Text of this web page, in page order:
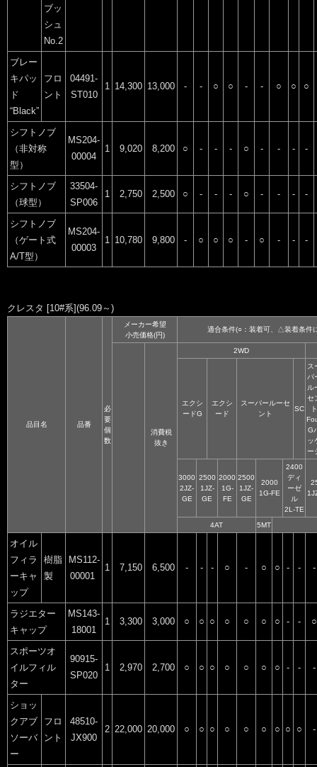
ブッ
シュ
No.2
ブレー
キパッ
ド
“Black”
フロ
ント
04491-
ST010
1 14,300 13,000 - - ○ ○ - - ○ ○ ○
シフトノブ
（非対称
型）
MS204-
00004
1 9,020 8,200 ○ - - - ○ - - - -
シフトノブ
（球型）
33504-
SP006
1 2,750 2,500 ○ - - - ○ - - - -
シフトノブ
（ゲート式
A/T型）
MS204-
00003
1 10,780 9,800 - ○ ○ ○ - ○ - - -
クレスタ [10#系](96.09～)
品目名 品番
必
要
個
数
メーカー希望
小売価格(円)
適合条件(○：装着可、△装着条件
消費税
抜き
2WD
エクシ
ードG
エクシ
ード
スーパールーセ
ント
SC
ス
パ
ル
セ
ト
G
ッ
ー
3000
2JZ-
GE
2500
1JZ-
GE
2000
1G-
FE
2500
1JZ-
GE
2000
1G-FE
2400
ディ
ーゼ
ル
2L-TE
4AT 5MT
オイル
フィラ
ーキャ
ップ
樹脂
製
MS112-
00001
1 7,150 6,500 - - - ○ - ○ ○ - - -
ラジエター
キャップ
MS143-
18001
1 3,300 3,000 ○ ○ ○ ○ ○ ○ ○ - - ○
スポーツオ
イルフィル
ター
90915-
SP020
1 2,970 2,700 ○ ○ ○ ○ ○ ○ ○ - - -
ショッ
クアブ
ソーバ
ー
フロ
ント
48510-
JX900
2 22,000 20,000 ○ ○ ○ ○ ○ ○ ○ ○ ○ -